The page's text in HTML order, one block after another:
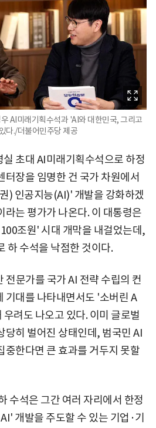
AI미래기획수석과 'AI와 대한민국, 그리고
다./더불어민주당 제공
초대 AI미래기획수석으로 하정
터장을 임명한 건 국가 차원에서
) 인공지능(AI)' 개발을 강화하겠
라는 평가가 나온다. 이 대통령은
조원' 시대 개막을 내걸었는데,
하 수석을 낙점한 것이다.
전문가를 국가 AI 전략 수립의 컨
기대를 나타내면서도 '소버린 A
려도 나오고 있다. 이미 글로벌
당히 벌어진 상태인데, 범국민 AI
중한다면 큰 효과를 거두지 못할
수석은 그간 여러 자리에서 한정
개발을 주도할 수 있는 기업·기